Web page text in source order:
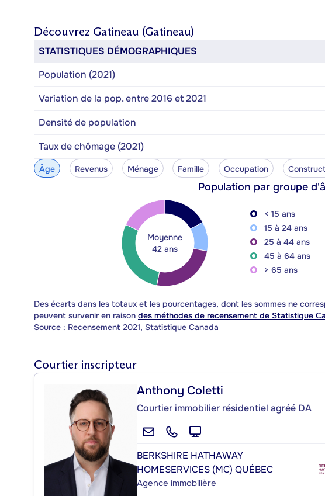
Découvrez Gatineau (Gatineau)
STATISTIQUES DÉMOGRAPHIQUES
Population (2021)
Variation de la pop. entre 2016 et 2021
Densité de population
Taux de chômage (2021)
Âge Revenus Ménage Famille Occupation
Population par groupe
Moyenne
42 ans
< 15 ans
15 à 24 ans
25 à 44 ans
45 à 64 ans
> 65 ans
Des écarts dans les totaux et les pourcentages, dont les sommes ne
peuvent survenir en raison des méthodes de recensement de Statistique
Source : Recensement 2021, Statistique Canada
Courtier inscripteur
Anthony Coletti
Courtier immobilier résidentiel agréé DA
BERKSHIRE HATHAWAY
HOMESERVICES (MC) QUÉBEC
Agence immobilière